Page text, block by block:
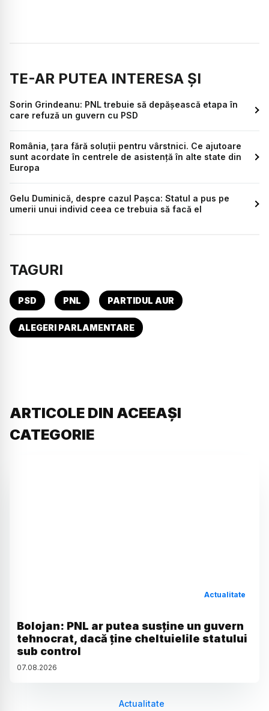
TE-AR PUTEA INTERESA ȘI
Sorin Grindeanu: PNL trebuie să depășească etapa în
care refuză un guvern cu PSD
România, țara fără soluții pentru vârstnici. Ce ajutoare
sunt acordate în centrele de asistență în alte state din
Europa
Gelu Duminică, despre cazul Pașca: Statul a pus pe
umerii unui individ ceea ce trebuia să facă el
TAGURI
PSD PNL PARTIDUL AUR
ALEGERI PARLAMENTARE
ARTICOLE DIN ACEEAȘI
CATEGORIE
Actualitate
Bolojan: PNL ar putea susține un guvern
tehnocrat, dacă ține cheltuielile statului
sub control
07.08.2026
Actualitate